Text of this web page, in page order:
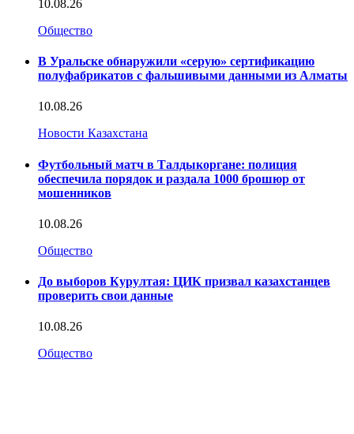
10.08.26
Общество
В Уральске обнаружили «серую» сертификацию
полуфабрикатов с фальшивыми данными из Алматы
10.08.26
Новости Казахстана
Футбольный матч в Талдыкоргане: полиция
обеспечила порядок и раздала 1000 брошюр от
мошенников
10.08.26
Общество
До выборов Курултая: ЦИК призвал казахстанцев
проверить свои данные
10.08.26
Общество